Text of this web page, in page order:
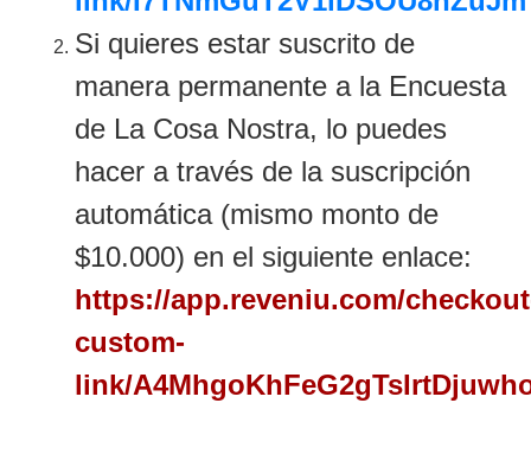
Si quieres estar suscrito de
manera permanente a la Encuesta
de La Cosa Nostra, lo puedes
hacer a través de la suscripción
automática (mismo monto de
$10.000) en el siguiente enlace:
https://app.reveniu.com/
custom-
link/